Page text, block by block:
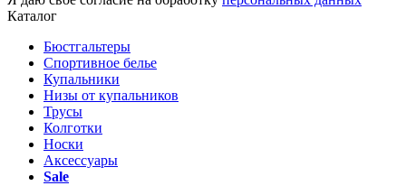
Каталог
Бюстгальтеры
Спортивное белье
Купальники
Низы от купальников
Трусы
Колготки
Носки
Аксессуары
Sale